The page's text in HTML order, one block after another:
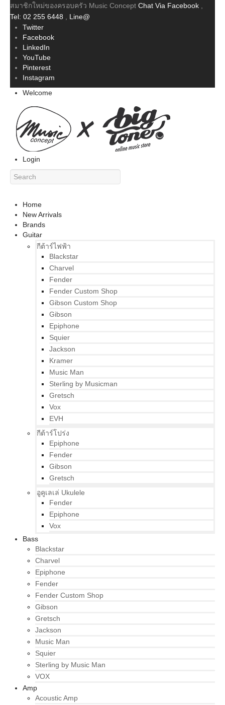
สมาชิกใหม่ของครอบครัว Music Concept Chat Via Facebook
Tel: 02 255 6448
Line@
Twitter
Facebook
LinkedIn
YouTube
Pinterest
Instagram
Welcome
Login
Home
New Arrivals
Brands
Guitar
กีต้าร์ไฟฟ้า
Blackstar
Charvel
Fender
Fender Custom Shop
Gibson Custom Shop
Gibson
Epiphone
Squier
Jackson
Kramer
Music Man
Sterling by Musicman
Gretsch
Vox
EVH
กีต้าร์โปร่ง
Epiphone
Fender
Gibson
Gretsch
อูคูเลเล่ Ukulele
Fender
Epiphone
Vox
Bass
Blackstar
Charvel
Epiphone
Fender
Fender Custom Shop
Gibson
Gretsch
Jackson
Music Man
Squier
Sterling by Music Man
VOX
Amp
Acoustic Amp